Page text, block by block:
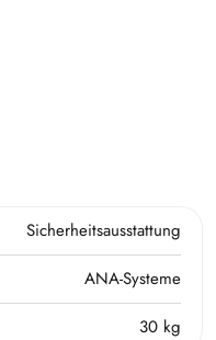
Sicherheitsausstattung
ANA-Systeme
30 kg